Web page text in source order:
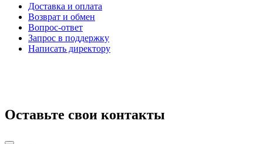
Доставка и оплата
Возврат и обмен
Вопрос-ответ
Запрос в поддержку
Написать директору
Оставьте свои контакты